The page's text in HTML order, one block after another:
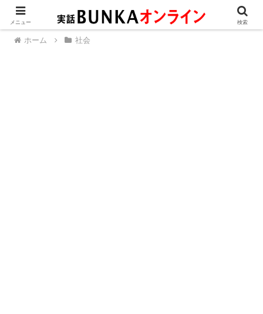
ホーム 社会
メニュー 検索